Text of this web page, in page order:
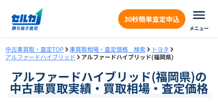
30秒簡単査定申込
メニュー
中古車買取・査定TOP 車買取相場・査定価格 検索
トヨタ
アルファードハイブリッド
アルファードハイブリッド(福岡県)
アルファードハイブリッド(福岡県)の
中古車買取実績・買取相場・査定価格